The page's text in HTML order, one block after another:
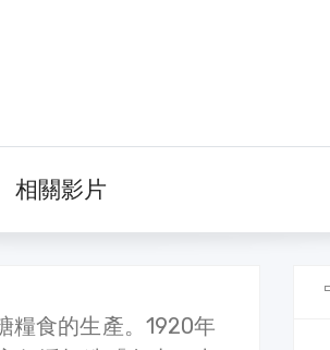
相關影片
糧食的生產。1920年